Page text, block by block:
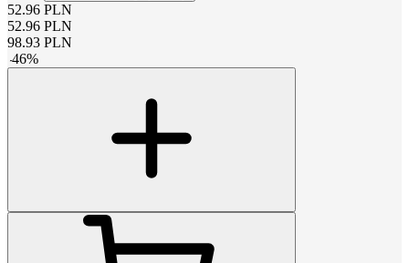
52.96 PLN
52.96 PLN
98.93 PLN
-46%